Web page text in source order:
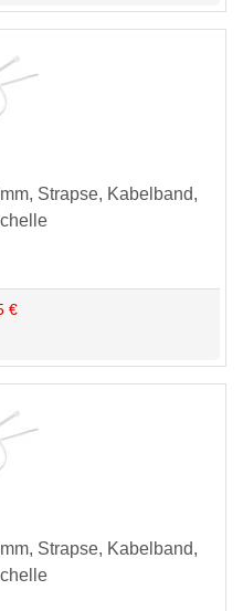
Strapse, Kabelband,
€
Strapse, Kabelband,